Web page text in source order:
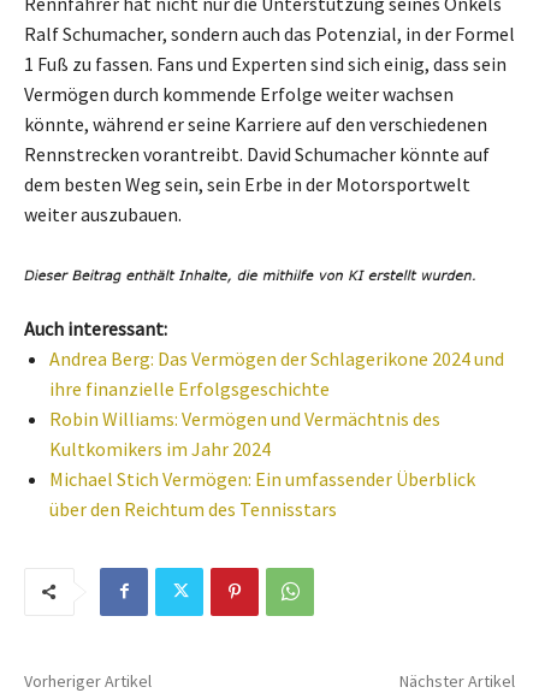
Ralf Schumacher, sondern auch das Potenzial, in der Formel
1 Fuß zu fassen. Fans und Experten sind sich einig, dass sein
Vermögen durch kommende Erfolge weiter wachsen
könnte, während er seine Karriere auf den verschiedenen
Rennstrecken vorantreibt. David Schumacher könnte auf
dem besten Weg sein, sein Erbe in der Motorsportwelt
weiter auszubauen.
Auch interessant:
Andrea Berg: Das Vermögen der Schlagerikone 2024 und
ihre finanzielle Erfolgsgeschichte
Robin Williams: Vermögen und Vermächtnis des
Kultkomikers im Jahr 2024
Michael Stich Vermögen: Ein umfassender Überblick
über den Reichtum des Tennisstars
Vorheriger Artikel Nächster Artikel